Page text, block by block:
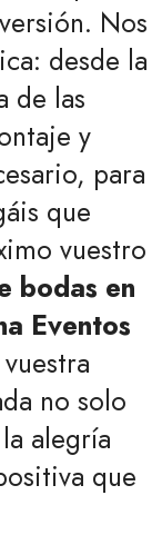
Nos
desde la
de las
y
para
que
vuestro
bodas en
Eventos
no solo
alegría
que